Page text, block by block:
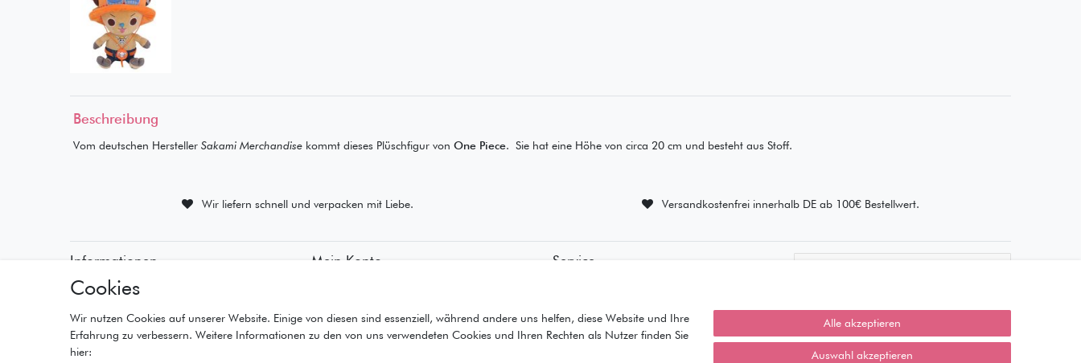
Beschreibung
Vom deutschen Hersteller Sakami Merchandisekommt dieses Plüschfigur von One Piece. Sie hat eine Höhe von circa 20 cm und besteht aus Stoff.
Wir liefern schnell und verpacken mit Liebe. Versandkostenfrei innerhalb DE ab 100€ Bestellwert.
Informationen
• Zahlungsarten
• Versandinformationen
• Lieferzeiten
• Widerrufsrecht
Mein Konto
• Warenkorb
• Kasse
Service
• AGB
• Impressum
abholen?
Ist die Ware neuverpackt?
Cookies
Wir nutzen Cookies auf unserer Website. Einige von diesen sind essenziell, während andere uns helfen, diese Website und Ihre
Erfahrung zu verbessern. Weitere Informationen zu den von uns verwendeten Cookies und Ihren Rechten als Nutzer finden Sie
hier:
Alle akzeptieren
Auswahl akzeptieren